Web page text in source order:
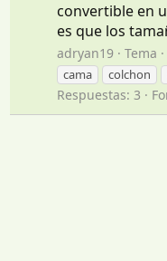
convertible en
es que los
adryan19 Tema
cama
colchon
Respuestas: 3